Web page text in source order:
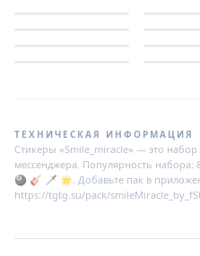
ТЕХНИЧЕСКАЯ ИНФОРМАЦИЯ
Стикеры «Smile_miracle» — это набор
мессенджера. Популярность
🎱 🎸 🗡 🌟. Добавьте пак в
https://tgtg.su/pack/